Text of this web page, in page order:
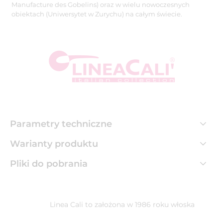
Manufacture des Gobelins) oraz w wielu nowoczesnych
obiektach (Uniwersytet w Zurychu) na całym świecie.
Parametry techniczne
Warianty produktu
Pliki do pobrania
Linea Cali to założona w 1986 roku włoska